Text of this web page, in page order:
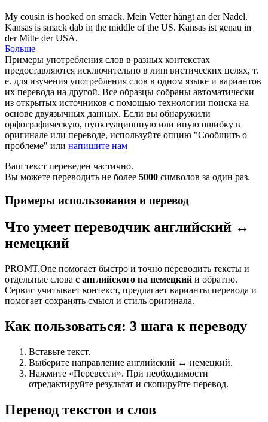
My cousin is hooked on smack. Mein Vetter hängt an der Nadel.
Kansas is smack dab in the middle of the US. Kansas ist genau in
der Mitte der USA.
Больше
Примеры употребления слов в разных контекстах
предоставляются исключительно в лингвистических целях, т.
е. для изучения употребления слов в одном языке и вариантов
их перевода на другой. Все образцы собраны автоматически
из открытых источников с помощью технологии поиска на
основе двуязычных данных. Если вы обнаружили
орфографическую, пунктуационную или иную ошибку в
оригинале или переводе, используйте опцию "Сообщить о
проблеме" или напишите нам
Ваш текст переведен частично.
Вы можете переводить не более 5000 символов за один раз.
Примеры использования и перевод
Что умеет переводчик английский ↔
немецкий
PROMT.One помогает быстро и точно переводить тексты и
отдельные слова с английского на немецкий и обратно.
Сервис учитывает контекст, предлагает варианты перевода и
помогает сохранять смысл и стиль оригинала.
Как пользоваться: 3 шага к переводу
Вставьте текст.
Выберите направление английский ↔ немецкий.
Нажмите «Перевести». При необходимости
отредактируйте результат и скопируйте перевод.
Перевод текстов и слов